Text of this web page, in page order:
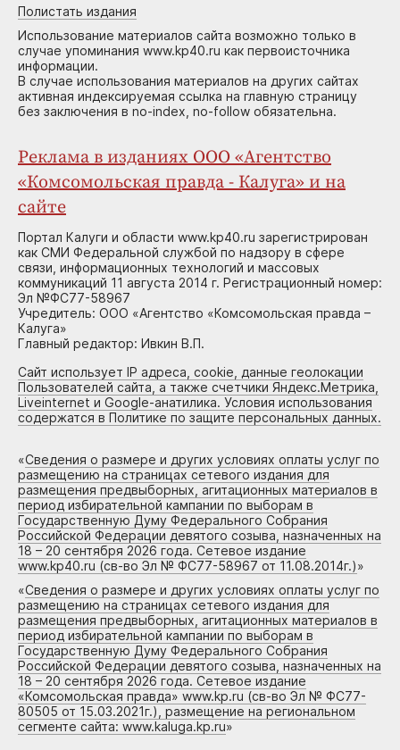
Полистать издания
Использование материалов сайта возможно только в
случае упоминания www.kp40.ru как первоисточника
информации.
В случае использования материалов на других сайтах
активная индексируемая ссылка на главную страницу
без заключения в no-index, no-follow обязательна.
Реклама в изданиях ООО «Агентство
«Комсомольская правда - Калуга» и на
сайте
Портал Калуги и области www.kp40.ru зарегистрирован
как СМИ Федеральной службой по надзору в сфере
связи, информационных технологий и массовых
коммуникаций 11 августа 2014 г. Регистрационный номер:
Эл №ФС77-58967
Учредитель: ООО «Агентство «Комсомольская правда –
Калуга»
Главный редактор: Ивкин В.П.
Сайт использует IP адреса, cookie, данные геолокации
Пользователей сайта, а также счетчики Яндекс.Метрика,
Liveinternet и Google-анатилика. Условия использования
содержатся в Политике по защите персональных данных.
«Сведения о размере и других условиях оплаты услуг по
размещению на страницах сетевого издания для
размещения предвыборных, агитационных материалов в
период избирательной кампании по выборам в
Государственную Думу Федерального Собрания
Российской Федерации девятого созыва, назначенных на
18 – 20 сентября 2026 года. Сетевое издание
www.kp40.ru (св-во Эл № ФС77-58967 от 11.08.2014г.)»
«Сведения о размере и других условиях оплаты услуг по
размещению на страницах сетевого издания для
размещения предвыборных, агитационных материалов в
период избирательной кампании по выборам в
Государственную Думу Федерального Собрания
Российской Федерации девятого созыва, назначенных на
18 – 20 сентября 2026 года. Сетевое издание
«Комсомольская правда» www.kp.ru (св-во Эл № ФС77-
80505 от 15.03.2021г.), размещение на региональном
сегменте сайта: www.kaluga.kp.ru»